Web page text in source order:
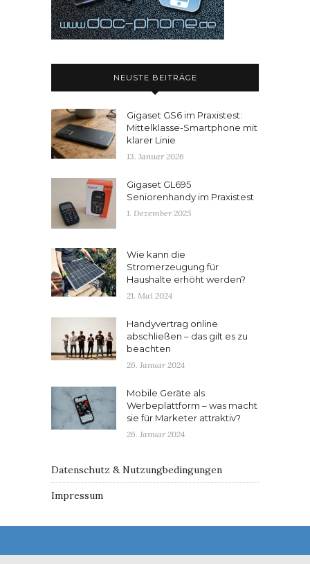
NEUSTE BEITRÄGE
Gigaset GS6 im Praxistest:
Mittelklasse-Smartphone mit
klarer Linie
13. Januar 2026
Gigaset GL695
Seniorenhandy im Praxistest
1. Dezember 2025
Wie kann die
Stromerzeugung für
Haushalte erhöht werden?
21. Mai 2024
Handyvertrag online
abschließen – das gilt es zu
beachten
26. Januar 2024
Mobile Geräte als
Werbeplattform – was macht
sie für Marketer attraktiv?
26. Januar 2024
Datenschutz & Nutzungbedingungen
Impressum